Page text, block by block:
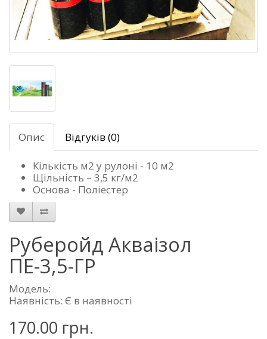
Опис Відгуків (0)
Кількість м2 у рулоні - 10 м2
Щільність – 3,5 кг/м2
Основа - Поліестер
Руберойд Акваізол
ПЕ-3,5-ГР
Модель:
Наявність: Є в наявності
170.00 грн.